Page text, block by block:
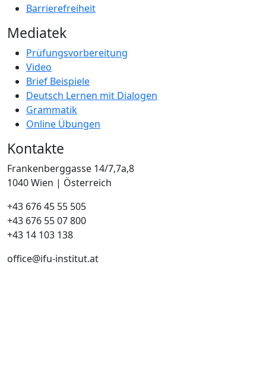
Barrierefreiheit
Mediatek
Prüfungsvorbereitung
Video
Brief Beispiele
Deutsch Lernen mit Dialogen
Grammatik
Online Übungen
Kontakte
Frankenberggasse 14/7,7a,8
1040 Wien | Österreich
+43 676 45 55 505
+43 676 55 07 800
‎+43 14 103 138
office@ifu-institut.at